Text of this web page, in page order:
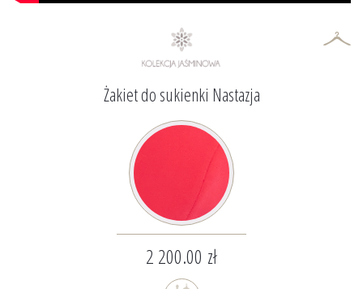
Żakiet do sukienki Nastazja
2 200.00 zł